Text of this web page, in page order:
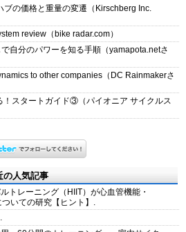
の価格と重量の変遷（Kirschberg Inc.
review（bike radar.com）
自分のパワーを知る手順（yamapota.netさ
to other companies（DC Rainmakerさ
！スタートガイド③（パイオニア サイクルス
人気記事
トレーニング（HIIT）が心血管機能・
いての研究【ヒント】.